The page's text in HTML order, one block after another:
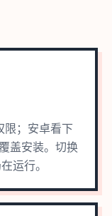
限；安卓看下
盖安装。切换
运行。